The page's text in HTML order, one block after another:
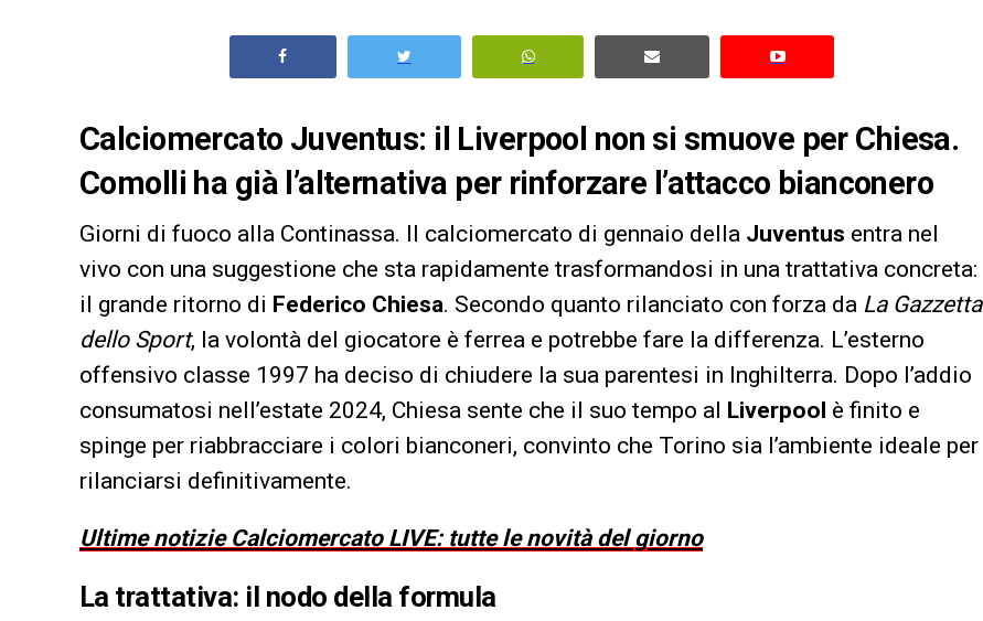
Calciomercato Juventus: il Liverpool non si smuove per Chiesa.
Comolli ha già l’alternativa per rinforzare l’attacco bianconero
Giorni di fuoco alla Continassa. Il calciomercato di gennaio della Juventus entra nel
vivo con una suggestione che sta rapidamente trasformandosi in una trattativa concreta:
il grande ritorno di Federico Chiesa. Secondo quanto rilanciato con forza da La Gazzetta
dello Sport, la volontà del giocatore è ferrea e potrebbe fare la differenza. L’esterno
offensivo classe 1997 ha deciso di chiudere la sua parentesi in Inghilterra. Dopo l’addio
consumatosi nell’estate 2024, Chiesa sente che il suo tempo al Liverpool è finito e
spinge per riabbracciare i colori bianconeri, convinto che Torino sia l’ambiente ideale per
rilanciarsi definitivamente.
Ultime notizie Calciomercato LIVE: tutte le novità del giorno
La trattativa: il nodo della formula